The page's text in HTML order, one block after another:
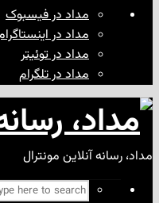
مداد در فیسبوک
مداد در اینستاگرام
مداد در توئیتر
مداد در تلگرام
مونترال